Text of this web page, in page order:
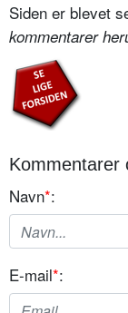
Siden er blevet
kommentarer
Navn*:
E-mail*: